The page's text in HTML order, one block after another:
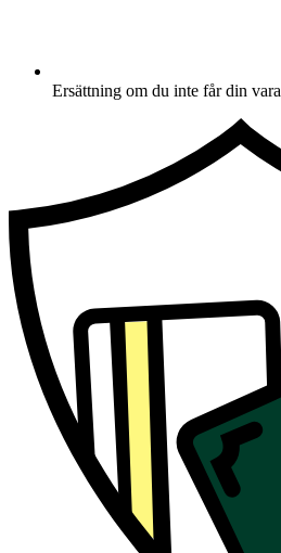
Ersättning om du inte får din vara